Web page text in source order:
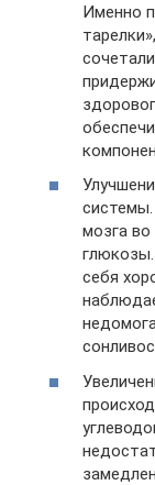
Именно
мозга
себя